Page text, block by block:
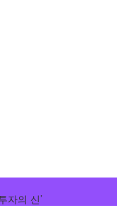
자의 신’